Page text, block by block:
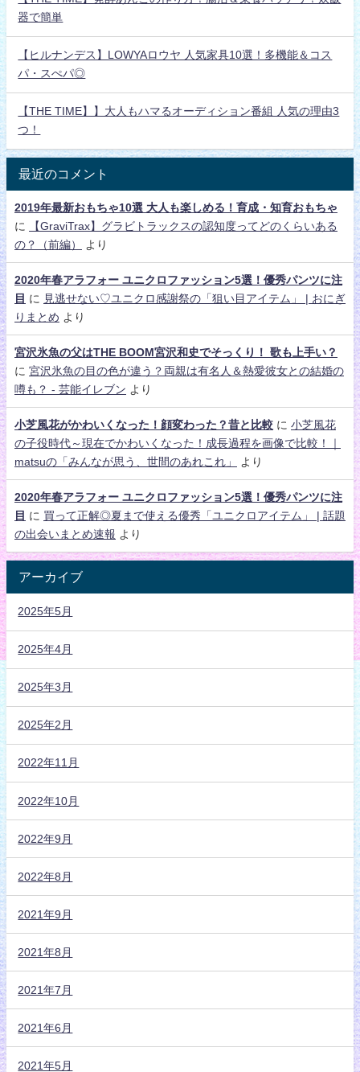
器で簡単
【ヒルナンデス】LOWYAロウヤ 人気家具10選！多機能＆コス
パ・スぺパ◎
【THE TIME】】大人もハマるオーディション番組 人気の理由3
つ！
最近のコメント
2019年最新おもちゃ10選 大人も楽しめる！育成・知育おもちゃ
に
【GraviTrax】グラビトラックスの認知度ってどのくらいある
の？（前編）
より
2020年春アラフォー ユニクロファッション5選！優秀パンツに注
目 に
見逃せない♡ユニクロ感謝祭の「狙い目アイテム」 | おにぎ
りまとめ より
宮沢氷魚の父はTHE BOOM宮沢和史でそっくり！ 歌も上手い？
に 宮沢氷魚の目の色が違う？両親は有名人＆熱愛彼女との結婚の
噂も？ - 芸能イレブン より
小芝風花がかわいくなった！顔変わった？昔と比較 に 小芝風花
の子役時代～現在でかわいくなった！成長過程を画像で比較！｜
matsuの「みんなが思う、世間のあれこれ」
より
2020年春アラフォー ユニクロファッション5選！優秀パンツに注
目 に 買って正解◎夏まで使える優秀「ユニクロアイテム」 | 話題
の出会いまとめ速報 より
アーカイブ
2025年5月
2025年4月
2025年3月
2025年2月
2022年11月
2022年10月
2022年9月
2022年8月
2021年9月
2021年8月
2021年7月
2021年6月
2021年5月